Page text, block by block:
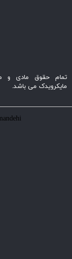
تمام حقوق مادی و
مایکرویدک می باشد.